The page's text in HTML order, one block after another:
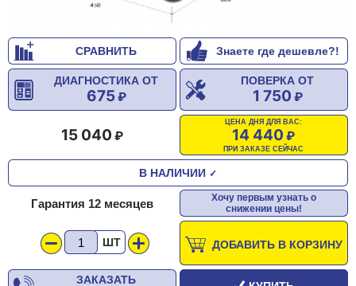
СРАВНИТЬ Знаете где дешевле?!
ПОВЕРКА ОТ
1 750
ДИАГНОСТИКА ОТ
675
ЦЕНА ДНЯ ДЛЯ ВАС:
14 440
ПРИ ЗАКАЗЕ СЕЙЧАС
15 040
В НАЛИЧИИ ✓
Гарантия 12 месяцев
Хочу первым узнать о
снижении цены!
ШТ ДОБАВИТЬ В КОРЗИНУ
ЗАКАЗАТЬ